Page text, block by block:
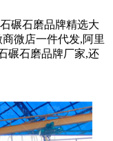
碾石磨品牌精选大
微店一件代发,阿里
碾石磨品牌厂家,还